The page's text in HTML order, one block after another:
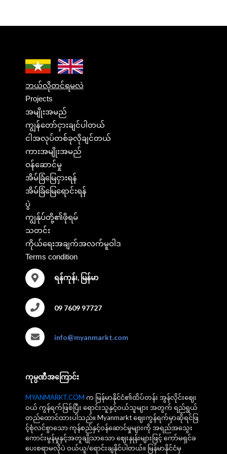
ဘယ်လိုတင်ရမလဲ
Projects
အမျိုးအမည်
ကျွန်တော်ငှားချင်ပါတယ်
ငါအလုပ်တစ်ခုလိုချင်တယ်
ကားအမျိုးအမည်
ဝန်ဆောင်မှု
အိမ်ခြံမြေငှားရန်
အိမ်ခြံမြေရောင်းရန်
ပွဲ
ကျွန်ုပ်တို့၏ဖိုရမ်
သတင်း
ကိုယ်ရေးအချက်အလက်မူဝါဒ
Terms condition
ရန်ကုန်၊, မြန်မာ
09 7609 97727
info@myanmarkt.com
ကုမ္ပဏီအကြောင်း
MYANMARKT.COM က မြန်မာနိုင်ငံ၏ထိပ်တန်း အွန်လိုင်းဈေး
ဝယ် ကွန်ရက်ဖြစ်ပြီး ရောင်းသူနှင့်ဝယ်သူများ အတွက် ရည်ရွယ်
တည်ထောင်ထားပါသည်။ Myanmarkt ဈေးကွန်ရက်မှာဆိုရင်ဖြ
င့်စုံလင်စွာသော ကုန်စည်နှင့်ဝန်ဆောင်မှုများကို အရည်အသွေး
ကောင်းမွန်မှုနှင့်အတူချိုသာသော ဈေးနှုန်းများဖြင့် ကော်မရှင်ခ
ပေးစရာမလိုပဲ ဝယ်ယူ/ရောင်းချနိုင်ပါတယ်။ မြန်မာနိုင်ငံမှ